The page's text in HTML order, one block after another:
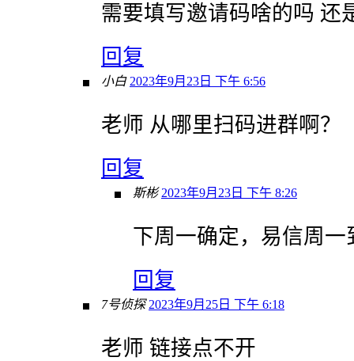
需要填写邀请码啥的吗 还
回复
小白 2023年9月23日 下午 6:56
老师 从哪里扫码进群啊？
回复
斯彬 2023年9月23日 下午 8:26
下周一确定，易信周一
回复
7号侦探 2023年9月25日 下午 6:18
老师 链接点不开